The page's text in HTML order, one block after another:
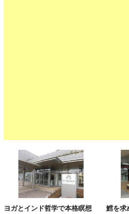
ヨガとインド哲学で本格瞑想
鱈を求